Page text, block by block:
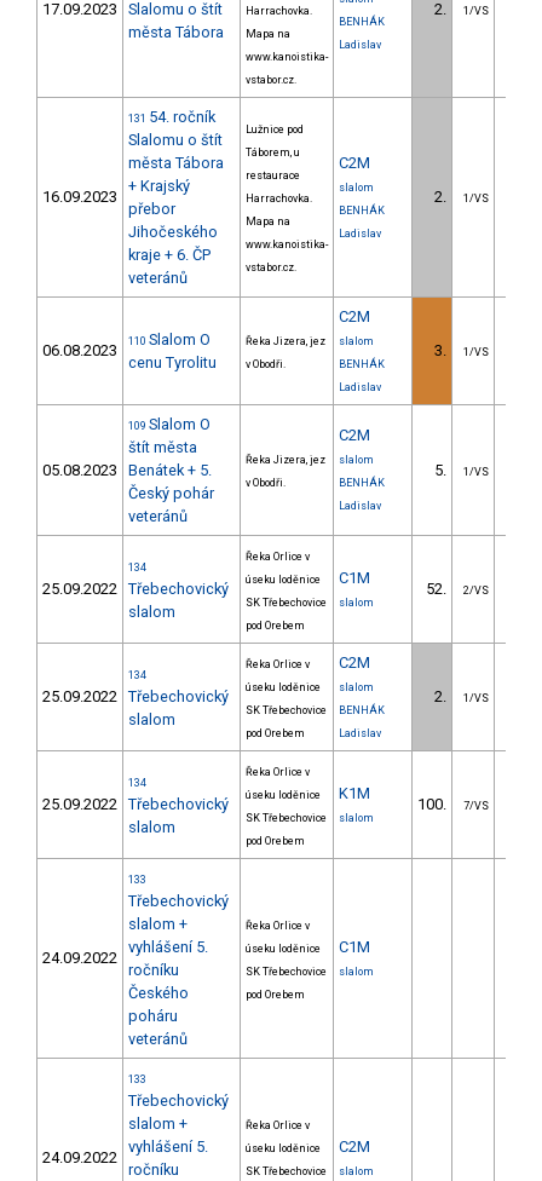
17.09.2023
Slalomu o štít
města Tábora
Harrachovka.
Mapa na
www.kanoistika-
vstabor.cz.
BENHÁK
Ladislav
2. 1/VS
16.09.2023
131 54. ročník
Slalomu o štít
města Tábora
+ Krajský
přebor
Jihočeského
kraje + 6. ČP
veteránů
Lužnice pod
Táborem, u
restaurace
Harrachovka.
Mapa na
www.kanoistika-
vstabor.cz.
C2M
slalom
BENHÁK
Ladislav
2. 1/VS
06.08.2023 110 Slalom O
cenu Tyrolitu
Řeka Jizera, jez
v Obodři.
C2M
slalom
BENHÁK
Ladislav
3. 1/VS
05.08.2023
109 Slalom O
štít města
Benátek + 5.
Český pohár
veteránů
Řeka Jizera, jez
v Obodři.
C2M
slalom
BENHÁK
Ladislav
5. 1/VS
25.09.2022
134
Třebechovický
slalom
Řeka Orlice v
úseku loděnice
SK Třebechovice
pod Orebem
C1M
slalom
52. 2/VS
25.09.2022
134
Třebechovický
slalom
Řeka Orlice v
úseku loděnice
SK Třebechovice
pod Orebem
C2M
slalom
BENHÁK
Ladislav
2. 1/VS
25.09.2022
134
Třebechovický
slalom
Řeka Orlice v
úseku loděnice
SK Třebechovice
pod Orebem
K1M
slalom
100. 7/VS
24.09.2022
133
Třebechovický
slalom +
vyhlášení 5.
ročníku
Českého
poháru
veteránů
Řeka Orlice v
úseku loděnice
SK Třebechovice
pod Orebem
C1M
slalom
24.09.2022
133
Třebechovický
slalom +
vyhlášení 5.
ročníku
Řeka Orlice v
úseku loděnice
SK Třebechovice
C2M
slalom